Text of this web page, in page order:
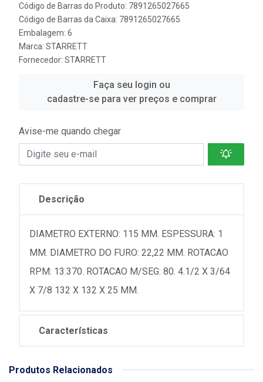
Código de Barras do Produto: 7891265027665
Código de Barras da Caixa: 7891265027665
Embalagem: 6
Marca: STARRETT
Fornecedor: STARRETT
Faça seu login ou
cadastre-se para ver preços e comprar
Avise-me quando chegar
Descrição
DIAMETRO EXTERNO: 115 MM. ESPESSURA: 1
MM. DIAMETRO DO FURO: 22,22 MM. ROTACAO
RPM: 13.370. ROTACAO M/SEG: 80. 4.1/2 X 3/64
X 7/8 132 X 132 X 25 MM.
Características
Produtos Relacionados